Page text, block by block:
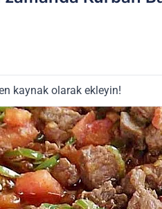
kaynak olarak ekleyin!